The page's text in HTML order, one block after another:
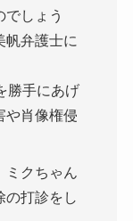
でしょう
帆弁護士に
勝手にあげ
や肖像権侵
ミクちゃん
の打診をし